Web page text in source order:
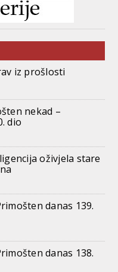
iz prošlosti
nekad –
dio
oživjela stare
danas 139.
danas 138.